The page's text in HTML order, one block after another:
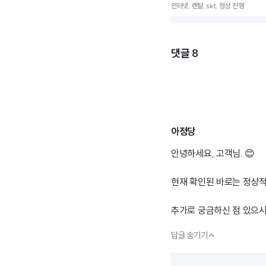
인터넷, 렌탈, skt, 정상 진행
댓글 8
아정당
안녕하세요, 고객님. 😊
현재 확인된 바로는 정상
추가로 궁금하신 점 있으
답글 숨기기